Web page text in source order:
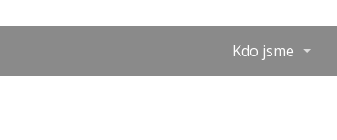
Kdo jsme